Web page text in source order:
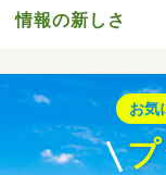
情報の新しさ
お気